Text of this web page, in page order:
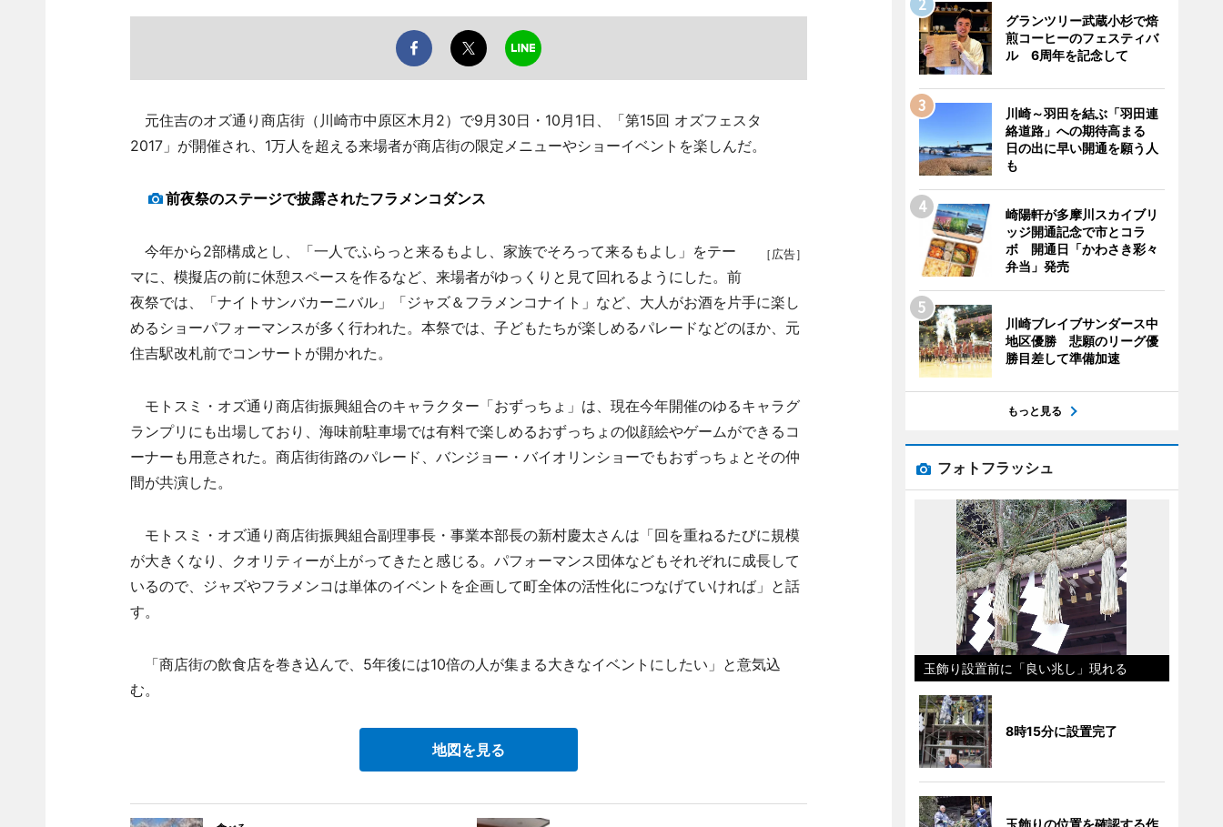
元住吉のオズ通り商店街（川崎市中原区木月2）で9月30日・10月1日、「第15回 オズフェスタ
2017」が開催され、1万人を超える来場者が商店街の限定メニューやショーイベントを楽しんだ。
前夜祭のステージで披露されたフラメンコダンス
［広告］
今年から2部構成とし、「一人でふらっと来るもよし、家族でそろって来るもよし」をテー
マに、模擬店の前に休憩スペースを作るなど、来場者がゆっくりと見て回れるようにした。前
夜祭では、「ナイトサンバカーニバル」「ジャズ＆フラメンコナイト」など、大人がお酒を片手に楽し
めるショーパフォーマンスが多く行われた。本祭では、子どもたちが楽しめるパレードなどのほか、元
住吉駅改札前でコンサートが開かれた。
モトスミ・オズ通り商店街振興組合のキャラクター「おずっちょ」は、現在今年開催のゆるキャラグ
ランプリにも出場しており、海味前駐車場では有料で楽しめるおずっちょの似顔絵やゲームができるコ
ーナーも用意された。商店街街路のパレード、バンジョー・バイオリンショーでもおずっちょとその仲
間が共演した。
モトスミ・オズ通り商店街振興組合副理事長・事業本部長の新村慶太さんは「回を重ねるたびに規模
が大きくなり、クオリティーが上がってきたと感じる。パフォーマンス団体などもそれぞれに成長して
いるので、ジャズやフラメンコは単体のイベントを企画して町全体の活性化につなげていければ」と話
す。
「商店街の飲食店を巻き込んで、5年後には10倍の人が集まる大きなイベントにしたい」と意気込
む。
地図を見る
グランツリー武蔵小杉で焙
煎コーヒーのフェスティバ
ル 6周年を記念して
川崎～羽田を結ぶ「羽田連
絡道路」への期待高まる
日の出に早い開通を願う人
も
崎陽軒が多摩川スカイブリ
ッジ開通記念で市とコラ
ボ 開通日「かわさき彩々
弁当」発売
川崎ブレイブサンダース中
地区優勝 悲願のリーグ優
勝目差して準備加速
もっと見る
フォトフラッシュ
玉飾り設置前に「良い兆し」現れる
8時15分に設置完了
玉飾りの位置を確認する作